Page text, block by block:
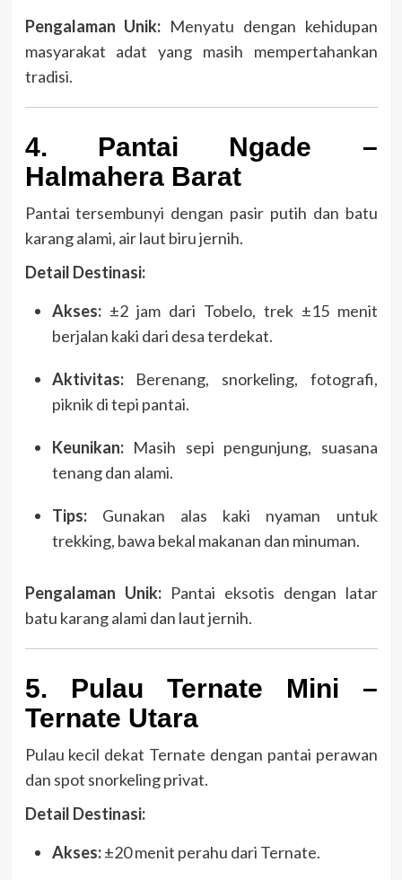
Pengalaman Unik: Menyatu dengan kehidupan
masyarakat adat yang masih mempertahankan
tradisi.
4. Pantai Ngade –
Halmahera Barat
Pantai tersembunyi dengan pasir putih dan batu
karang alami, air laut biru jernih.
Detail Destinasi:
Akses:±2 jam dari Tobelo, trek ±15 menit
berjalan kaki dari desa terdekat.
Aktivitas:Berenang, snorkeling, fotografi,
piknik di tepi pantai.
Keunikan:Masih sepi pengunjung, suasana
tenang dan alami.
Tips:Gunakan alas kaki nyaman untuk
trekking, bawa bekal makanan dan minuman.
Pengalaman Unik:Pantai eksotis dengan latar
batu karang alami dan laut jernih.
5. Pulau Ternate Mini –
Ternate Utara
Pulau kecil dekat Ternate dengan pantai perawan
dan spot snorkeling privat.
Detail Destinasi:
Akses:±20 menit perahu dari Ternate.